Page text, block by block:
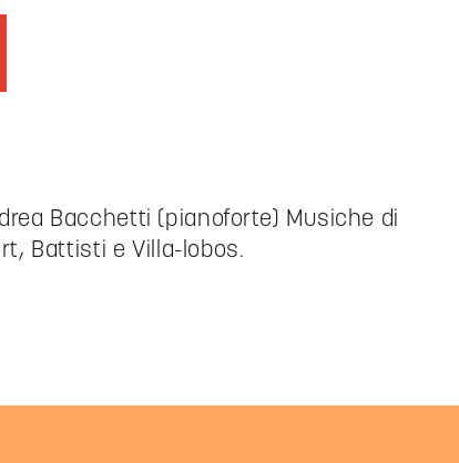
Bacchetti (pianoforte) Musiche di
Battisti e Villa-lobos.